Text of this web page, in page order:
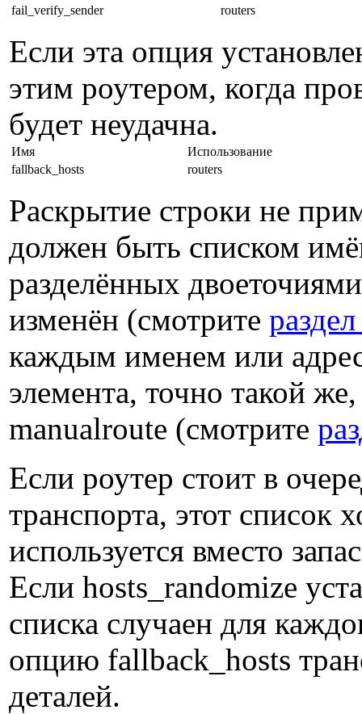
fail_verify_sender
routers
Если эта опция
этим роутером, когда
будет неудачна.
Имя
Использование
fallback_hosts
routers
Раскрытие строки не
должен быть списком
разделённых
изменён (смотрите
каждым именем или
элемента, точно такой
manualroute (смотрите
Если роутер стоит в
транспорта, этот список
используется вместо
Если hosts_randomize
списка случаен для
опцию fallback_hosts
деталей.